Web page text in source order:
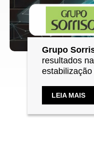
Grupo
resultados
LEIA MAIS